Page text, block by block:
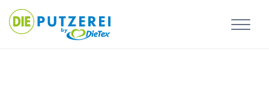
Skip
content